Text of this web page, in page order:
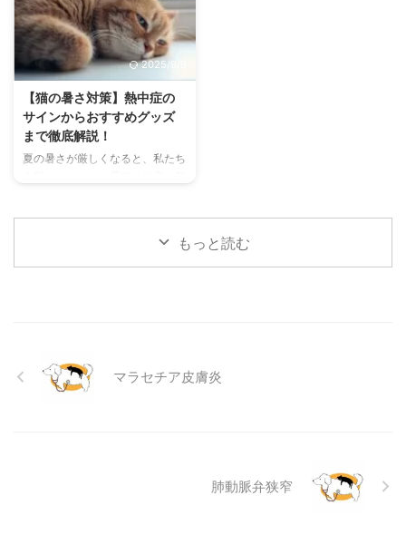
さんあります。 しかし、「初め
てドッグランに行くから不安」
「どの施設が愛犬に合っているか
わからない」という方も多いので
はないでしょうか。 この記事で
は、大阪府内にある人気のドッグ
ランを厳選し、料金、広さ、利用
条件、設備など、気になる情報を
網羅的に解説します。 さらに、
ための ...
ニ ...
2025/9/9
【猫の暑さ対策】熱中症の
サインからおすすめグッズ
まで徹底解説！
夏の暑さが厳しくなると、私たち
め、熱中症になりやすい動物で
す。 この記事では、猫の熱中症
が本当に喜ぶ暑さ対策について、
当メディアの編集部が実際に試し
もっと読む
マラセチア皮膚炎
肺動脈弁狭窄